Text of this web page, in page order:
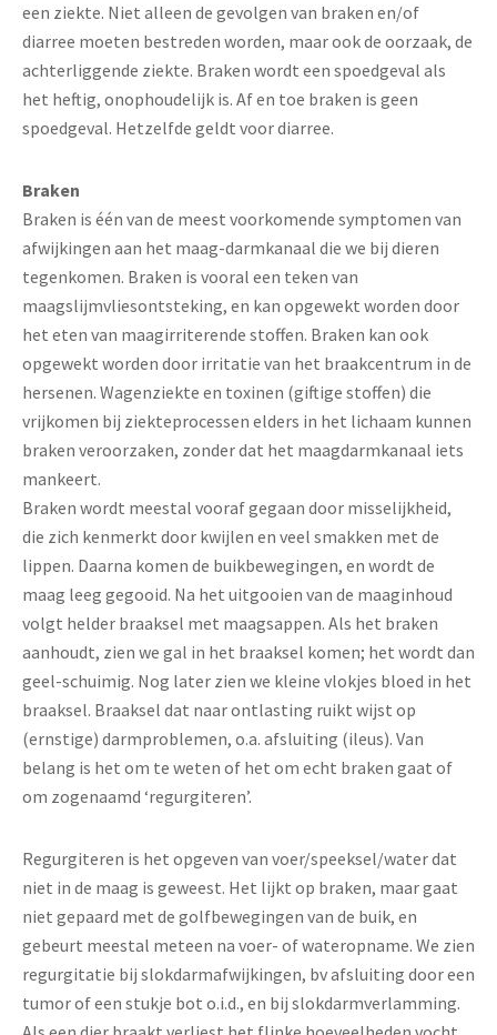
een ziekte. Niet alleen de gevolgen van braken en/of
diarree moeten bestreden worden, maar ook de oorzaak, de
achterliggende ziekte. Braken wordt een spoedgeval als
het heftig, onophoudelijk is. Af en toe braken is geen
spoedgeval. Hetzelfde geldt voor diarree.
Braken
Braken is één van de meest voorkomende symptomen van
afwijkingen aan het maag-darmkanaal die we bij dieren
tegenkomen. Braken is vooral een teken van
maagslijmvliesontsteking, en kan opgewekt worden door
het eten van maagirriterende stoffen. Braken kan ook
opgewekt worden door irritatie van het braakcentrum in de
hersenen. Wagenziekte en toxinen (giftige stoffen) die
vrijkomen bij ziekteprocessen elders in het lichaam kunnen
braken veroorzaken, zonder dat het maagdarmkanaal iets
mankeert.
Braken wordt meestal vooraf gegaan door misselijkheid,
die zich kenmerkt door kwijlen en veel smakken met de
lippen. Daarna komen de buikbewegingen, en wordt de
maag leeg gegooid. Na het uitgooien van de maaginhoud
volgt helder braaksel met maagsappen. Als het braken
aanhoudt, zien we gal in het braaksel komen; het wordt dan
geel-schuimig. Nog later zien we kleine vlokjes bloed in het
braaksel. Braaksel dat naar ontlasting ruikt wijst op
(ernstige) darmproblemen, o.a. afsluiting (ileus). Van
belang is het om te weten of het om echt braken gaat of
om zogenaamd ‘regurgiteren’.
Regurgiteren is het opgeven van voer/speeksel/water dat
niet in de maag is geweest. Het lijkt op braken, maar gaat
niet gepaard met de golfbewegingen van de buik, en
gebeurt meestal meteen na voer- of wateropname. We zien
regurgitatie bij slokdarmafwijkingen, bv afsluiting door een
tumor of een stukje bot o.i.d., en bij slokdarmverlamming.